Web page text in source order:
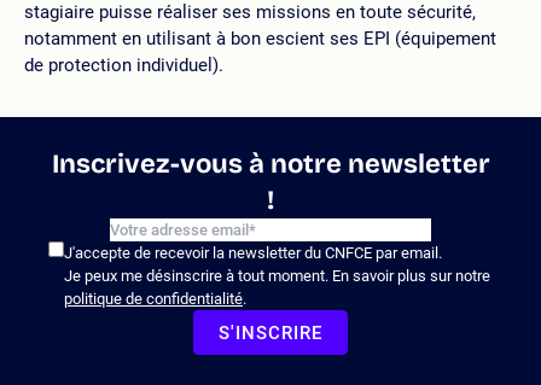
stagiaire puisse réaliser ses missions en toute sécurité,
notamment en utilisant à bon escient ses EPI (équipement
de protection individuel).
Inscrivez-vous à notre newsletter
!
J'accepte de recevoir la newsletter du CNFCE par email.
Je peux me désinscrire à tout moment. En savoir plus sur notre
politique de confidentialité.
S'INSCRIRE